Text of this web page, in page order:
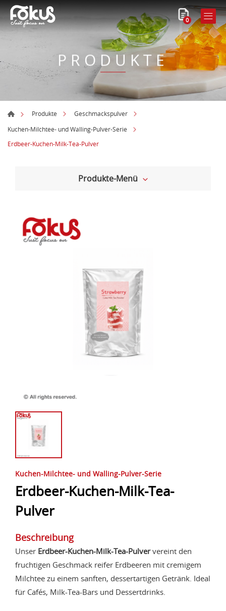
0
PRODUKTE
Produkte
Geschmackspulver
Kuchen-Milchtee- und Walling-Pulver-Serie
Erdbeer-Kuchen-Milk-Tea-Pulver
Produkte-Menü
Kuchen-Milchtee- und Walling-Pulver-Serie
Erdbeer-Kuchen-Milk-Tea-
Pulver
Beschreibung
Unser Erdbeer-Kuchen-Milk-Tea-Pulververeint den
fruchtigen Geschmack reifer Erdbeeren mit cremigem
Milchtee zu einem sanften, dessertartigen Getränk. Ideal
für Cafés, Milk-Tea-Bars und Dessertdrinks.